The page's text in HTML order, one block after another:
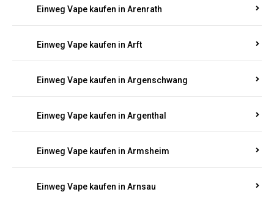
Einweg Vape kaufen in Arenrath
Einweg Vape kaufen in Arft
Einweg Vape kaufen in Argenschwang
Einweg Vape kaufen in Argenthal
Einweg Vape kaufen in Armsheim
Einweg Vape kaufen in Arnsau